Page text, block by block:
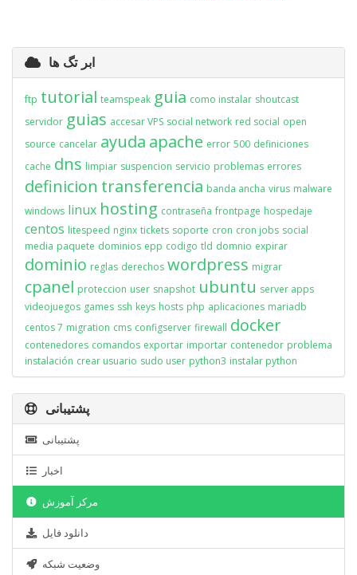
ابر تگ ها
ftp tutorial teamspeak guia como instalar shoutcast
servidor guias accesar VPS social network red social open
source cancelar ayuda apache error 500 definiciones
cache dns limpiar suspencion servicio problemas errores
definicion transferencia banda ancha virus malware
windows linux hosting contraseña frontpage hospedaje
centos litespeed nginx tickets soporte cron cron jobs social
media paquete dominios epp codigo tld domnio expirar
dominio reglas derechos wordpress migrar
cpanel proteccion user snapshot ubuntu server apps
videojuegos games ssh keys hosts php aplicaciones mariadb
centos 7 migration cms configserver firewall docker
contenedores comandos exportar importar contenedor problema
instalación crear usuario sudo user python3 instalar python
پشتیبانی
پشتیبانی
اخبار
مرکز آموزش
دانلود فایل
وضعیت شبکه